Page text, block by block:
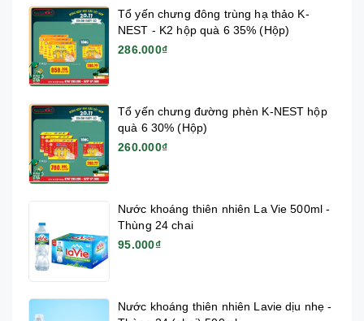
Tổ yến chưng đông trùng hạ thảo K-
NEST - K2 hộp quà 6 35% (Hộp)
286.000₫
Tổ yến chưng đường phèn K-NEST hộp
quà 6 30% (Hộp)
260.000₫
Nước khoáng thiên nhiên La Vie 500ml -
Thùng 24 chai
95.000₫
Nước khoáng thiên nhiên Lavie dịu nhẹ -